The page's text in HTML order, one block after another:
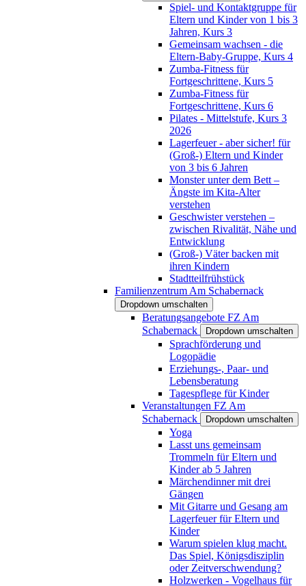
Spiel- und Kontaktgruppe für
Eltern und Kinder von 1 bis 3
Jahren, Kurs 3
Gemeinsam wachsen - die
Eltern-Baby-Gruppe, Kurs 4
Zumba-Fitness für
Fortgeschrittene, Kurs 5
Zumba-Fitness für
Fortgeschrittene, Kurs 6
Pilates - Mittelstufe, Kurs 3
2026
Lagerfeuer - aber sicher! für
(Groß-) Eltern und Kinder
von 3 bis 6 Jahren
Monster unter dem Bett –
Ängste im Kita-Alter
verstehen
Geschwister verstehen –
zwischen Rivalität, Nähe und
Entwicklung
(Groß-) Väter backen mit
ihren Kindern
Stadtteilfrühstück
Familienzentrum Am Schabernack
Dropdown umschalten
Beratungsangebote FZ Am
Schabernack
Dropdown umschalten
Sprachförderung und
Logopädie
Erziehungs-, Paar- und
Lebensberatung
Tagespflege für Kinder
Veranstaltungen FZ Am
Schabernack
Dropdown umschalten
Yoga
Lasst uns gemeinsam
Trommeln für Eltern und
Kinder ab 5 Jahren
Märchendinner mit drei
Gängen
Mit Gitarre und Gesang am
Lagerfeuer für Eltern und
Kinder
Warum spielen klug macht.
Das Spiel, Königsdisziplin
oder Zeitverschwendung?
Holzwerken - Vogelhaus für